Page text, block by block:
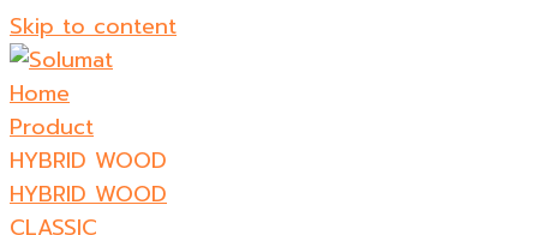
Skip to content
Home
Product
HYBRID WOOD
HYBRID WOOD
CLASSIC